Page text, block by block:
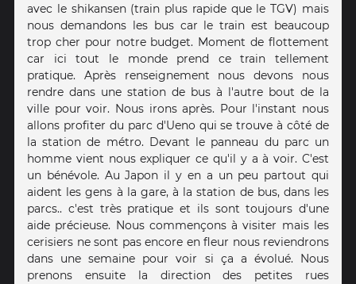
avec le shikansen (train plus rapide que le TGV) mais
nous demandons les bus car le train est beaucoup
trop cher pour notre budget. Moment de flottement
car ici tout le monde prend ce train tellement
pratique. Après renseignement nous devons nous
rendre dans une station de bus à l'autre bout de la
ville pour voir. Nous irons après. Pour l'instant nous
allons profiter du parc d'Ueno qui se trouve à côté de
la station de métro. Devant le panneau du parc un
homme vient nous expliquer ce qu'il y a à voir. C'est
un bénévole. Au Japon il y en a un peu partout qui
aident les gens à la gare, à la station de bus, dans les
parcs.. c'est très pratique et ils sont toujours d'une
aide précieuse. Nous commençons à visiter mais les
cerisiers ne sont pas encore en fleur nous reviendrons
dans une semaine pour voir si ça a évolué. Nous
prenons ensuite la direction des petites rues